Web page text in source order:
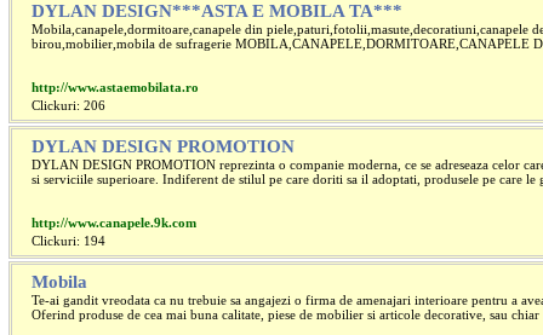
DYLAN DESIGN***ASTA E MOBILA TA***
Mobila,canapele,dormitoare,canapele din piele,paturi,fotolii,masute,decoratiuni,canapele
birou,mobilier,mobila de sufragerie MOBILA,CANAPELE,DORMITOARE,CANAPELE
http://www.astaemobilata.ro
Clickuri: 206
DYLAN DESIGN PROMOTION
DYLAN DESIGN PROMOTION reprezinta o companie moderna, ce se adreseaza celor
si serviciile superioare. Indiferent de stilul pe care doriti sa il adoptati, produsele pe care le
http://www.canapele.9k.com
Clickuri: 194
Mobila
Te-ai gandit vreodata ca nu trebuie sa angajezi o firma de amenajari interioare pentru a
Oferind produse de cea mai buna calitate, piese de mobilier si articole decorative, sau